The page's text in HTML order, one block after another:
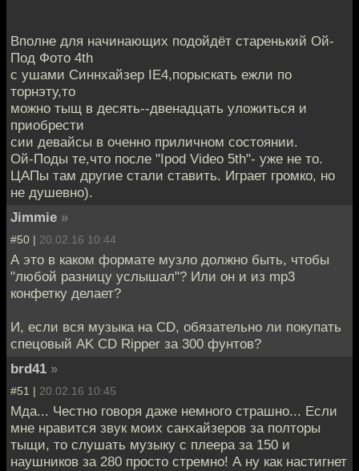
Вполне для начинающих подойдёт старенький Ой-
Под Фото 4th
c ушами Синнхайзер IE4,порыскать ежли по
торнэту,то
можно тыщ в десять--двенадцать уложиться и
приобрести
сии девайсы в оченно приличном состоянии.
Ой-Поды те,что после "Ipod Video 5th"- уже не то.
ЦАПы там другие стали ставить. Играет громко, но
не душевно).
Jimmie »
#50 | 20.02.16 10:44
А это в каком формате музло должно быть, чтобы
"любой разницу услышал"? Или он и из mp3
конфетку делает?
И, если вся музыка на CD, обязательно ли покупать
спецовый AK CD Ripper за 300 фунтов?
brd41 »
#51 | 20.02.16 10:45
Мда... Честно говоря даже немного страшно... Если
мне нравится звук моих санхайзеров за полторы
тыщи, то слушать музыку с плеера за 150 и
наушников за 280 просто стремно! А ну как настигнет